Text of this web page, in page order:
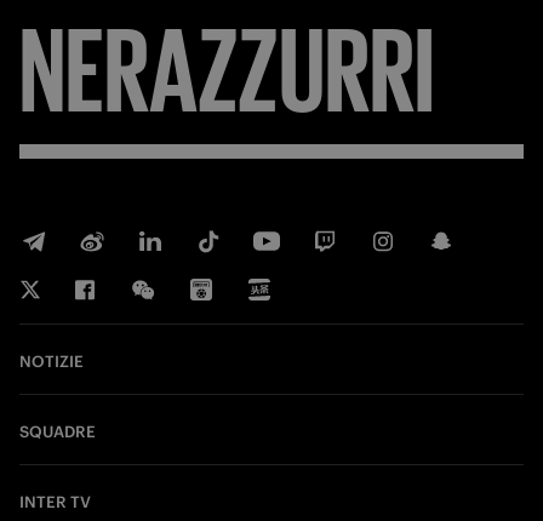
NERAZZURRI
NOTIZIE
SQUADRE
INTER TV